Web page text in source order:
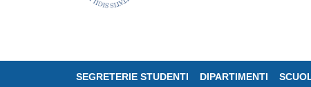
SEGRETERIE STUDENTI DIPARTIMENTI